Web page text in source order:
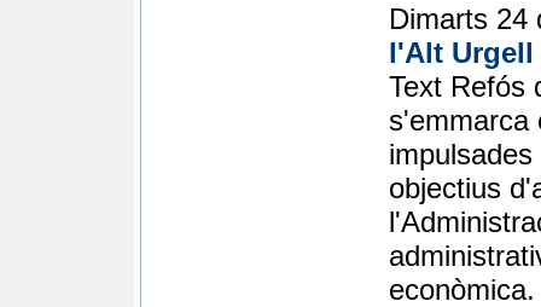
Dimarts 24
l'Alt Urgell
Text Refós
s'emmarca
objectius
econòmica.